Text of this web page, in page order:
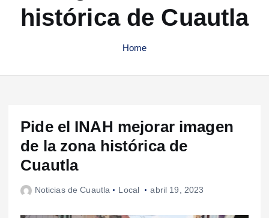
histórica de Cuautla
Home
Pide el INAH mejorar imagen
de la zona histórica de
Cuautla
Noticias de Cuautla Local abril 19, 2023